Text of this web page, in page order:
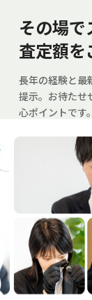
その場で
査定額を
長年の経験と最
提示。お待たせ
心ポイントです。